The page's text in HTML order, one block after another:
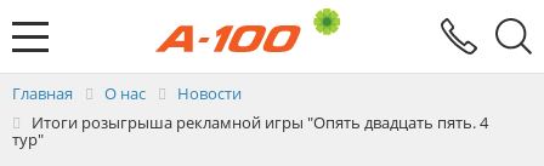
Услуги
Электронный документооборот
Заявка на выставление ЭСЧФ
Главная О нас
Новости
Итоги розыгрыша рекламной игры "Опять двадцать пять. 4
тур"